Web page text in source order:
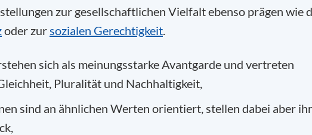
zur gesellschaftlichen Vielfalt ebenso prägen wie
oder zursozialen Gerechtigkeit.
sich als meinungsstarke Avantgarde und vertreten
Pluralität und Nachhaltigkeit,
sind an ähnlichen Werten orientiert, stellen dabei aber